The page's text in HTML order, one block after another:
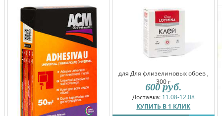
для Для флизелиновых обоев ,
300 г
Доставка: 11.08-12.08
КУПИТЬ В 1 КЛИК
600 руб.